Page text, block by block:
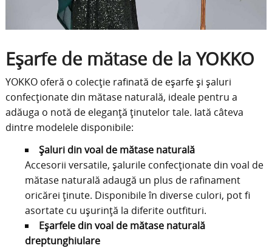
Eșarfe de mătase de la YOKKO
YOKKO oferă o colecție rafinată de eșarfe și șaluri
confecționate din mătase naturală, ideale pentru a
adăuga o notă de eleganță ținutelor tale. Iată câteva
dintre modelele disponibile:​
Șaluri din voal de mătase naturală
Accesorii versatile, șalurile confecționate din voal de
mătase naturală adaugă un plus de rafinament
oricărei ținute. Disponibile în diverse culori, pot fi
asortate cu ușurință la diferite outfituri.
Eșarfele din voal de mătase naturală
dreptunghiulare